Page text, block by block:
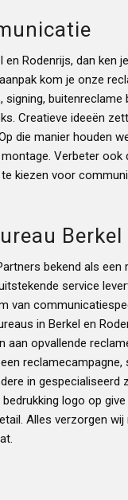
en Rodenrijs, dan ken
kom je onze
signing, buitenreclame
Creatieve ideeën
die manier houden
Verbeter ook
kiezen voor
bekend als een
service
van
in Berkel en
aan opvallende
in gespecialiseerd
bedrukking logo op
Alles verzorgen